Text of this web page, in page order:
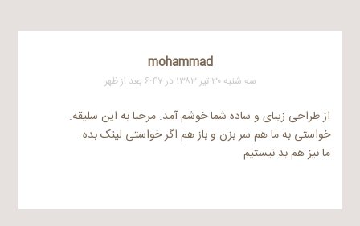
mohammad
سه شنبه ۳۰ تیر ۱۳۸۳ در ۶:۴۷ بعد از ظهر
از طراحی زیبای و ساده شما خوشم آمد. مرحبا به این سلیقه.
خواستی به ما هم سر بزن و باز هم اگر خواستی لینک بده.
ما نیز هم بد نیستیم